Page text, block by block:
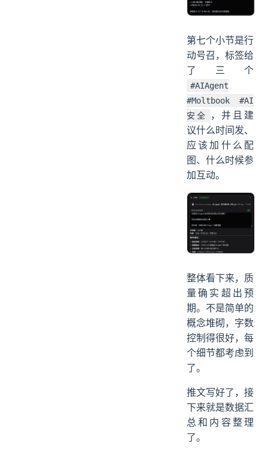
第七个小节是行
动号召，标签给
了三个
#AIAgent
#Moltbook #AI
安全
，并且建
议什么时间发、
应该加什么配
图、什么时候参
加互动。
整体看下来，质
量确实超出预
期。不是简单的
概念堆砌，字数
控制得很好，每
个细节都考虑到
了。
推文写好了，接
下来就是数据汇
总和内容整理
了。